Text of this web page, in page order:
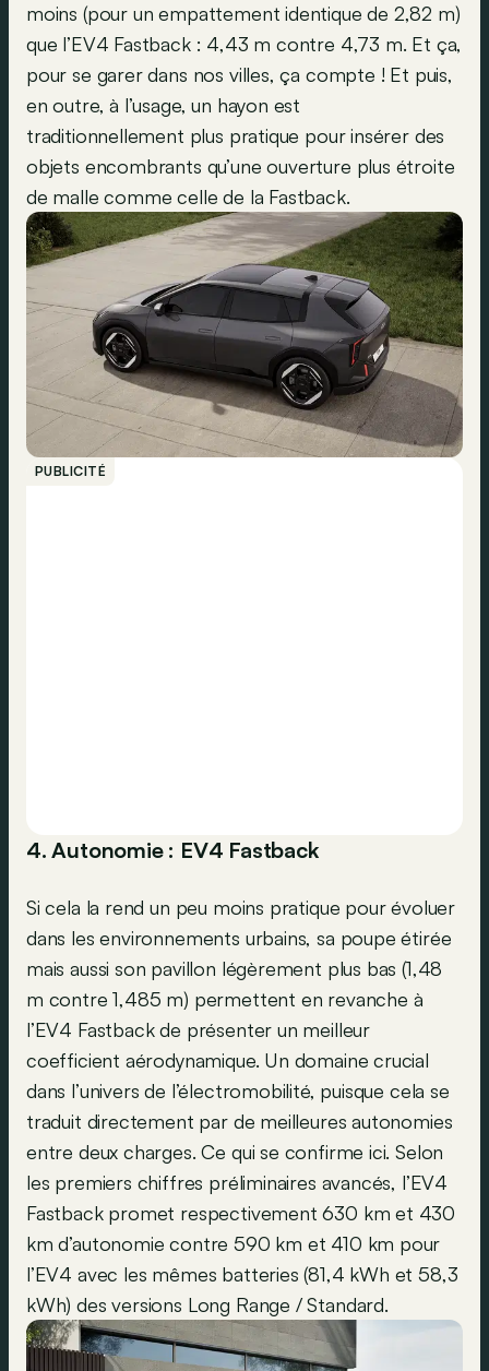
moins (pour un empattement identique de 2,82 m)
que l’EV4 Fastback : 4,43 m contre 4,73 m. Et ça,
pour se garer dans nos villes, ça compte ! Et puis,
en outre, à l’usage, un hayon est
traditionnellement plus pratique pour insérer des
objets encombrants qu’une ouverture plus étroite
de malle comme celle de la Fastback.
PUBLICITÉ
4. Autonomie : EV4 Fastback
Si cela la rend un peu moins pratique pour évoluer
dans les environnements urbains, sa poupe étirée
mais aussi son pavillon légèrement plus bas (1,48
m contre 1,485 m) permettent en revanche à
l’EV4 Fastback de présenter un meilleur
coefficient aérodynamique. Un domaine crucial
dans l’univers de l’électromobilité, puisque cela se
traduit directement par de meilleures autonomies
entre deux charges. Ce qui se confirme ici. Selon
les premiers chiffres préliminaires avancés, l’EV4
Fastback promet respectivement 630 km et 430
km d’autonomie contre 590 km et 410 km pour
l’EV4 avec les mêmes batteries (81,4 kWh et 58,3
kWh) des versions Long Range / Standard.